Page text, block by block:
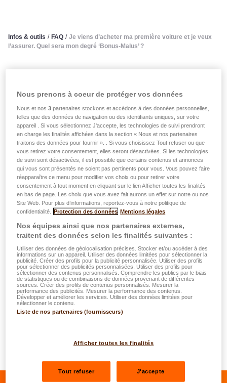
Infos & outils / FAQ / Je viens d’acheter ma première voiture et je veux
l’assurer. Quel sera mon degré ‘Bonus-Malus’ ?
première voiture et je veux
l’assurer. Quel sera mon degré
‘Bonus-Malus’ ?
Chaque nouveau preneur d’assurance est classé au
degré 11 de l’échelle Bonus-Malus.
Pour les années d’assurances subséquentes, la prime
variera comme suit:
l’absence de sinistre au cours d’une période
d’observation pendant laquelle l’assurance était en
vigueur entraîne une descente d’un degré sur l’échelle
Bonus-Malus. La descente se termine au degré -3,
c’est-à-dire 45 % de la prime de base;
chaque sinistre au cours d’une période d’observation
entraîne une montée de 3 degrés. La montée se
termine au degré 22;
consécutives sans sinistre ne pourra en aucun cas être
Nous prenons à coeur de protéger vos données
Nous et nos3 partenaires stockons et accédons à des données personnelles,
telles que des données de navigation ou des identifiants uniques, sur votre
appareil . Si vous sélectionnez J'accepte, les technologies de suivi prendront
en charge les finalités affichées dans la section « Nous et nos partenaires
traitons des données pour fournir ». . Si vous choisissez Tout refuser ou que
vous retirez votre consentement, elles seront désactivées. Si les technologies
de suivi sont désactivées, il est possible que certains contenus et annonces
qui vous sont présentés ne soient pas pertinents pour vous. Vous pouvez faire
réapparaître ce menu pour modifier vos choix ou pour retirer votre
consentement à tout moment en cliquant sur le lien Afficher toutes les finalités
en bas de page. Les choix que vous avez fait aurons un effet sur notre ou nos
Site Web. Pour plus d’informations, reportez-vous à notre politique de
confidentialité.
Protection des données Mentions légales
Nos équipes ainsi que nos partenaires externes,
traitent des données selon les finalités suivantes :
Utiliser des données de géolocalisation précises. Stocker et/ou accéder à des
informations sur un appareil. Utiliser des données limitées pour sélectionner la
publicité. Créer des profils pour la publicité personnalisée. Utiliser des profils
pour sélectionner des publicités personnalisées. Utiliser des profils pour
sélectionner des contenus personnalisés. Comprendre les publics par le biais
de statistiques ou de combinaisons de données provenant de différentes
sources. Créer des profils de contenus personnalisés. Mesurer la
performance des publicités. Mesurer la performance des contenus.
Développer et améliorer les services. Utiliser des données limitées pour
sélectionner le contenu.
Liste de nos partenaires (fournisseurs)
Afficher toutes les finalités
Tout refuser J'accepte